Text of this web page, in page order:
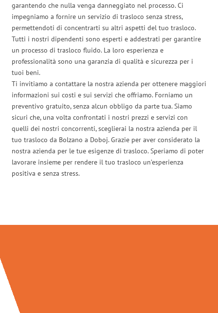
garantendo che nulla venga danneggiato nel processo. Ci
impegniamo a fornire un servizio di trasloco senza stress,
permettendoti di concentrarti su altri aspetti del tuo trasloco.
Tutti i nostri dipendenti sono esperti e addestrati per garantire
un processo di trasloco fluido. La loro esperienza e
professionalità sono una garanzia di qualità e sicurezza per i
tuoi beni.
Ti invitiamo a contattare la nostra azienda per ottenere maggiori
informazioni sui costi e sui servizi che offriamo. Forniamo un
preventivo gratuito, senza alcun obbligo da parte tua. Siamo
sicuri che, una volta confrontati i nostri prezzi e servizi con
quelli dei nostri concorrenti, sceglierai la nostra azienda per il
tuo trasloco da Bolzano a Doboj. Grazie per aver considerato la
nostra azienda per le tue esigenze di trasloco. Speriamo di poter
lavorare insieme per rendere il tuo trasloco un’esperienza
positiva e senza stress.